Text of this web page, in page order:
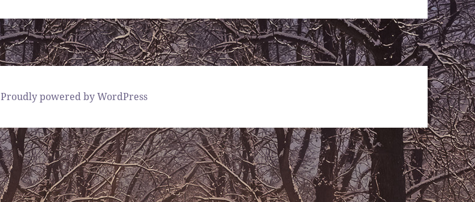
Proudly powered by WordPress